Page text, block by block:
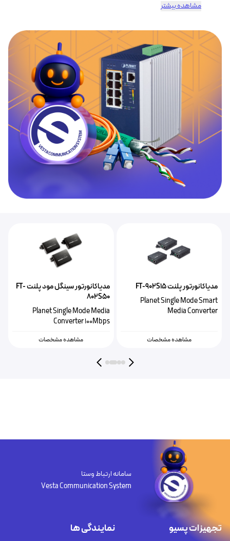
مشاهده بیشتر
مدیاکانورتور پلنت FT-902S15
Planet Single Mode Smart
Media Converter
مشاهده مشخصات
مدیاکانورتور سینگل مود پلنت FT-
802S50
Planet Single Mode Media
Converter 100Mbps
مشاهده مشخصات
سامانه ارتباط وستا
Vesta Communication System
تجهیزات پسیو نمایندگی ها